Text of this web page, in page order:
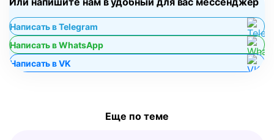
Написать в Telegram
Написать в WhatsApp
Написать в VK
Еще по теме